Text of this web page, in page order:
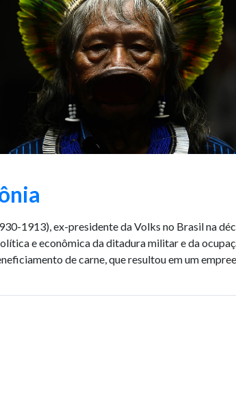
1913), ex-presidente da Volks no Brasil na
e econômica da ditadura militar e da
de carne, que resultou em um